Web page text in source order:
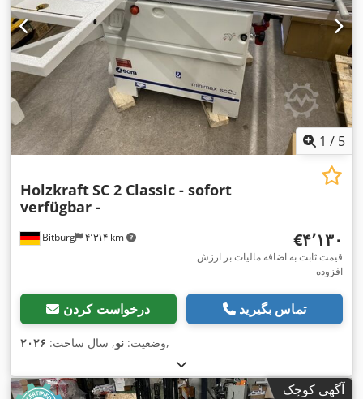
1 / 5
Bitburg ۴٬۳۱۴ km
HolzkraftSC 2 Classic - sofort
verfügbar -
‎€۴٬۱۳۰
قیمت ثابت به اضافه مالیات بر ارزش
افزوده
درخواست کردن تماس بگیرید
وضعیت: نو, سال ساخت: ۲۰۲۶ ,
آگهی کوچک